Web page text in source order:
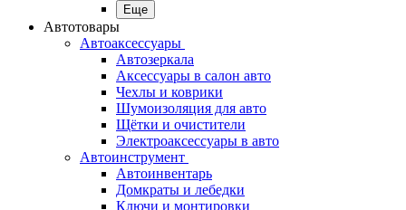
Еще
Автотовары
Автоаксессуары
Автозеркала
Аксессуары в салон авто
Чехлы и коврики
Шумоизоляция для авто
Щётки и очистители
Электроаксессуары в авто
Автоинструмент
Автоинвентарь
Домкраты и лебедки
Ключи и монтировки